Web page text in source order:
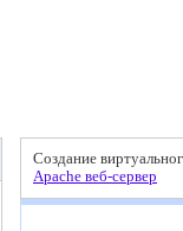
Создание
Apache веб-сервер